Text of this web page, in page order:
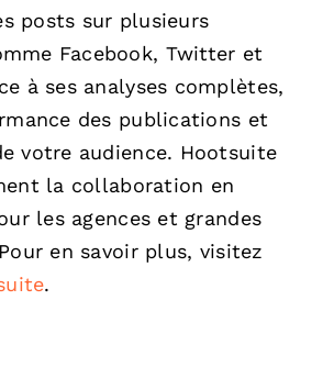
posts sur plusieurs
Facebook, Twitter et
à ses analyses complètes,
des publications et
votre audience. Hootsuite
la collaboration en
les agences et grandes
en savoir plus, visitez
.